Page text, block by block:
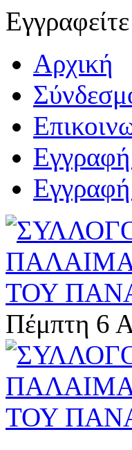
Εγγραφείτε
Αρχική
Πέμπτη 6